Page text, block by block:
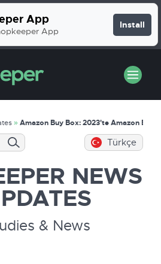
App
App
Install
» Amazon Buy Box: 2023'te Amazon Buy
Türkçe
NEWS
& News